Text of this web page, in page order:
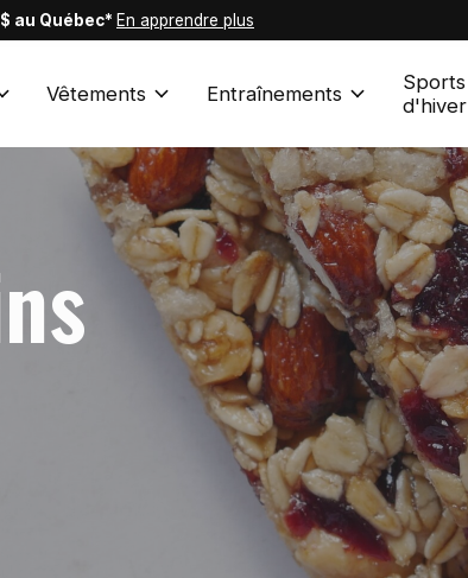
au Québec* En apprendre plus
Vêtements Entraînements
Sports
d'hiver